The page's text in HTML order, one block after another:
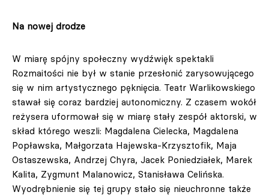
Na nowej drodze
W miarę spójny społeczny wydźwięk spektakli
Rozmaitości nie był w stanie przesłonić zarysowującego
się w nim artystycznego pęknięcia. Teatr Warlikowskiego
stawał się coraz bardziej autonomiczny. Z czasem wokół
reżysera uformował się w miarę stały zespół aktorski, w
skład którego weszli: Magdalena Cielecka, Magdalena
Popławska, Małgorzata Hajewska-Krzysztofik, Maja
Ostaszewska, Andrzej Chyra, Jacek Poniedziałek, Marek
Kalita, Zygmunt Malanowicz, Stanisława Celińska.
Wyodrębnienie się tej grupy stało się nieuchronne także